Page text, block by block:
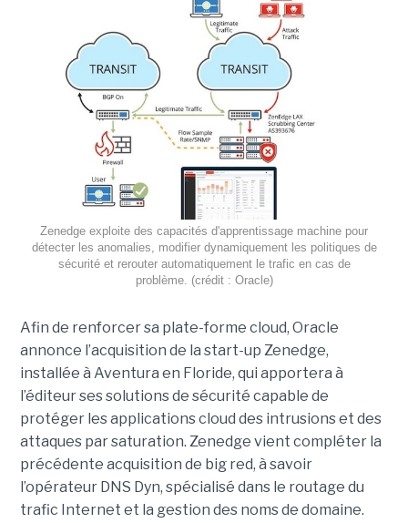
Zenedge exploite des capacités d'apprentissage machine pour
détecter les anomalies, modifier dynamiquement les politiques de
sécurité et rerouter automatiquement le trafic en cas de
problème. (crédit : Oracle)
Afin de renforcer sa plate-forme cloud, Oracle
annonce l’acquisition de la start-up Zenedge,
installée à Aventura en Floride, qui apportera à
l’éditeur ses solutions de sécurité capable de
protéger les applications cloud des intrusions et des
attaques par saturation. Zenedge vient compléter la
précédente acquisition de big red, à savoir
l’opérateur DNS Dyn, spécialisé dans le routage du
trafic Internet et la gestion des noms de domaine.